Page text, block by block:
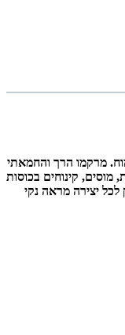
מרקמו הרך והחמאתי
מוסים, קינוחים בכוסות
לכל יצירה מראה נקי